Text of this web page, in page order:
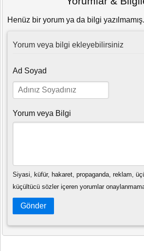
Henüz bir yorum ya da bilgi yazılmamış.
Yorum veya bilgi ekleyebilirsiniz
Ad Soyad
Yorum veya Bilgi
Siyasi, küfür, hakaret, propaganda, reklam,
küçültücü sözler içeren yorumlar
Gönder